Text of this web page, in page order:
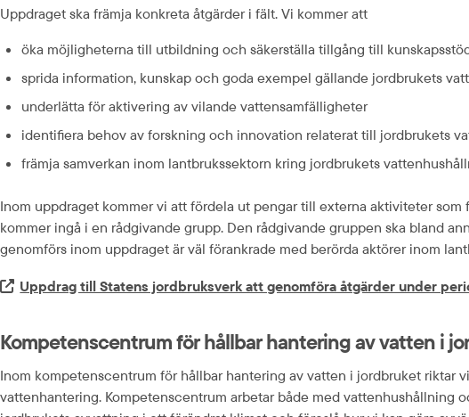
Uppdraget ska främja konkreta åtgärder i fält. Vi kommer att
öka möjligheterna till utbildning och säkerställa tillgång till
sprida information, kunskap och goda exempel gällande jordbrukets
underlätta för aktivering av vilande vattensamfälligheter
identifiera behov av forskning och innovation relaterat till jordbrukets
främja samverkan inom lantbrukssektorn kring jordbrukets
Inom uppdraget kommer vi att fördela ut pengar till externa aktiviteter
kommer ingå i en rådgivande grupp. Den rådgivande gruppen ska bland
genomförs inom uppdraget är väl förankrade med berörda aktörer inom
Extern länk.
Uppdrag till Statens jordbruksverk att genomföra åtgärder under
Kompetenscentrum för hållbar hantering av vatten i
Inom kompetenscentrum för hållbar hantering av vatten i jordbruket riktar
vattenhantering. Kompetenscentrum arbetar både med vattenhushållning